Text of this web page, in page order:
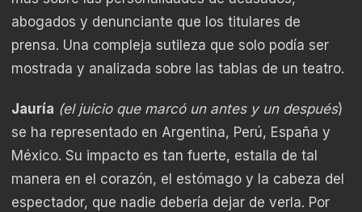
abogados y denunciante que los titulares de
prensa. Una compleja sutileza que solo podía ser
mostrada y analizada sobre las tablas de un teatro.
Jauría (el juicio que marcó un antes y un después)
se ha representado en Argentina, Perú, España y
México. Su impacto es tan fuerte, estalla de tal
manera en el corazón, el estómago y la cabeza del
espectador, que nadie debería dejar de verla. Por